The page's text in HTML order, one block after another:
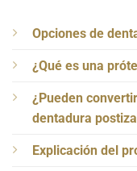
Opciones de
¿Qué es una
¿Pueden
dentadura
Explicación del